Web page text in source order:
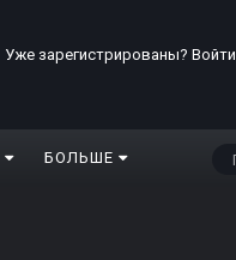
Уже зарегистрированы? Войти
БОЛЬШЕ